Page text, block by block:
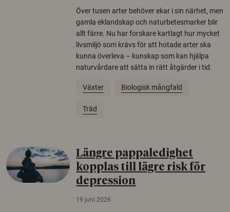
Över tusen arter behöver ekar i sin närhet, men
gamla eklandskap och naturbetesmarker blir
allt färre. Nu har forskare kartlagt hur mycket
livsmiljö som krävs för att hotade arter ska
kunna överleva – kunskap som kan hjälpa
naturvårdare att sätta in rätt åtgärder i tid.
Växter Biologisk mångfald
Träd
Längre pappaledighet
kopplas till lägre risk för
depression
19 juni 2026